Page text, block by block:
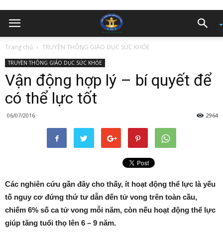
Trang chủ TRUYỀN THÔNG GIÁO DỤC SỨC KHỎE
TRUYỀN THÔNG GIÁO DỤC SỨC KHỎE
Vận động hợp lý – bí quyết để
có thể lực tốt
06/07/2016 2964
Các nghiên cứu gần đây cho thấy, ít hoạt động thể lực là yếu
tố nguy cơ đứng thứ tư dẫn đến tử vong trên toàn cầu,
chiếm 6% số ca tử vong mỗi năm, còn nếu hoạt động thể lực
giúp tăng tuổi thọ lên 6 – 9 năm.